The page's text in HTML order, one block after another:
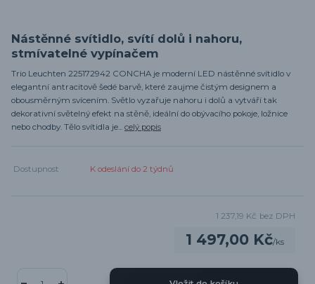
Nástěnné svítidlo, svítí dolů i nahoru,
stmívatelné vypínačem
Trio Leuchten 225172942 CONCHA je moderní LED nástěnné svítidlo v
elegantní antracitově šedé barvě, které zaujme čistým designem a
obousměrným svícením. Světlo vyzařuje nahoru i dolů a vytváří tak
dekorativní světelný efekt na stěně, ideální do obývacího pokoje, ložnice
nebo chodby. Tělo svítidla je... celý popis
Dostupnost K odeslání do 2 týdnů
1 497,00 Kč/ks
1 237,19 Kč bez DPH